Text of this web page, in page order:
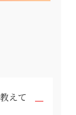
えて